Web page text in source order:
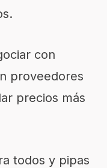
con
proveedores
precios más
todos y pipas